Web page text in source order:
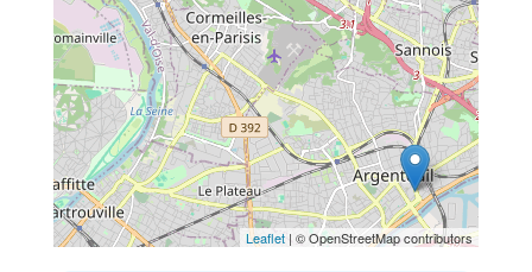
Leaflet | © OpenStreetMap contributors